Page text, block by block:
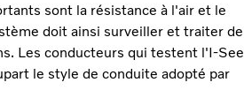
sont la résistance à l'air et le
doit ainsi surveiller et traiter de
Les conducteurs qui testent l'I-See
le style de conduite adopté par